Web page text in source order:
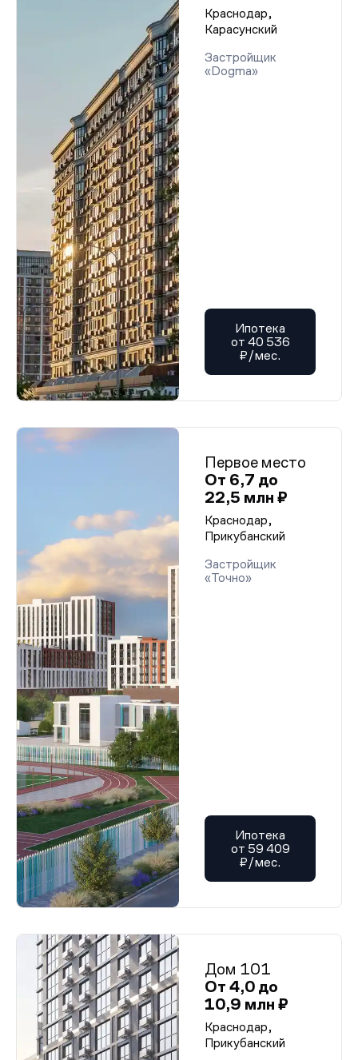
Краснодар,
Карасунский
Застройщик
«Dogma»
Ипотека
от 40 536
₽/мес.
Первое место
От 6,7 до
22,5 млн ₽
Краснодар,
Прикубанский
Застройщик
«Точно»
Ипотека
от 59 409
₽/мес.
Дом 101
От 4,0 до
10,9 млн ₽
Краснодар,
Прикубанский